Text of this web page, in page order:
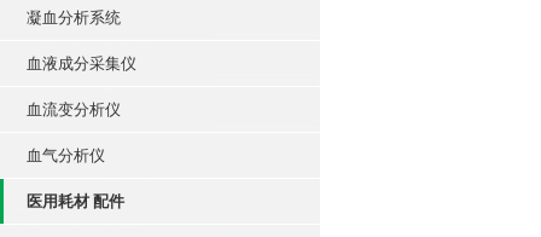
凝血分析系统
血液成分采集仪
血流变分析仪
血气分析仪
医用耗材 配件